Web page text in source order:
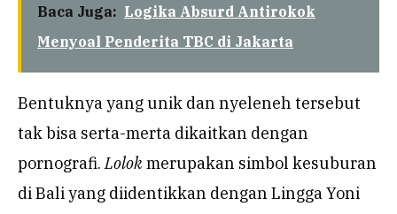
Baca Juga: Logika Absurd Antirokok
Menyoal Penderita TBC di Jakarta
Bentuknya yang unik dan nyeleneh tersebut
tak bisa serta-merta dikaitkan dengan
pornografi.Lolokmerupakan simbol kesuburan
di Bali yang diidentikkan dengan Lingga Yoni